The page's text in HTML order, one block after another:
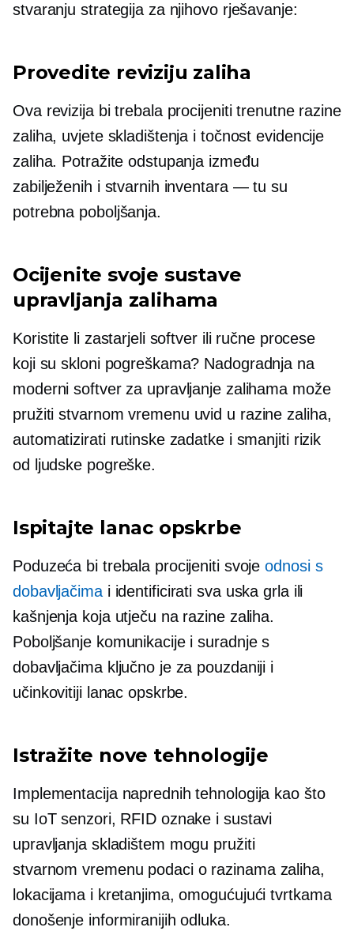
stvaranju strategija za njihovo rješavanje:
Provedite reviziju zaliha
Ova revizija bi trebala procijeniti trenutne razine
zaliha, uvjete skladištenja i točnost evidencije
zaliha. Potražite odstupanja između
zabilježenih i stvarnih inventara — tu su
potrebna poboljšanja.
Ocijenite svoje sustave
upravljanja zalihama
Koristite li zastarjeli softver ili ručne procese
koji su skloni pogreškama? Nadogradnja na
moderni softver za upravljanje zalihama može
pružitistvarnom vremenu uvid u razine zaliha,
automatizirati rutinske zadatke i smanjiti rizik
od ljudske pogreške.
Ispitajte lanac opskrbe
Poduzeća bi trebala procijeniti svojeodnosi s
dobavljačimai identificirati sva uska grla ili
kašnjenja koja utječu na razine zaliha.
Poboljšanje komunikacije i suradnje s
dobavljačima ključno je za pouzdaniji i
učinkovitiji lanac opskrbe.
Istražite nove tehnologije
Implementacija naprednih tehnologija kao što
su IoT senzori, RFID oznake i sustavi
upravljanja skladištem mogu pružiti
stvarnom vremenu podaci o razinama zaliha,
lokacijama i kretanjima, omogućujući tvrtkama
donošenje informiranijih odluka.